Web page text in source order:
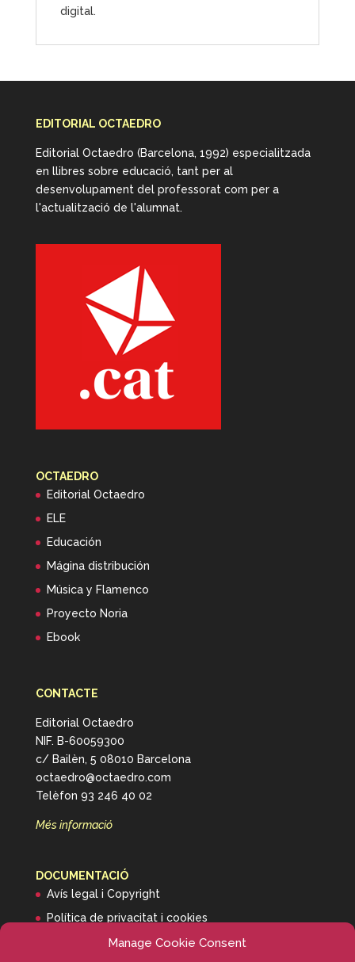
Manage Cookie Consent
digital.
EDITORIAL OCTAEDRO
Editorial Octaedro (Barcelona, 1992) especialitzada
en llibres sobre educació, tant per al
desenvolupament del professorat com per a
l'actualització de l'alumnat.
OCTAEDRO
Editorial Octaedro
ELE
Educación
Mágina distribución
Música y Flamenco
Proyecto Noria
Ebook
CONTACTE
Editorial Octaedro
NIF. B-60059300
c/ Bailèn, 5 08010 Barcelona
octaedro@octaedro.com
Telèfon 93 246 40 02
Més informació
DOCUMENTACIÓ
Avís legal i Copyright
Política de privacitat i cookies
Informació de transport